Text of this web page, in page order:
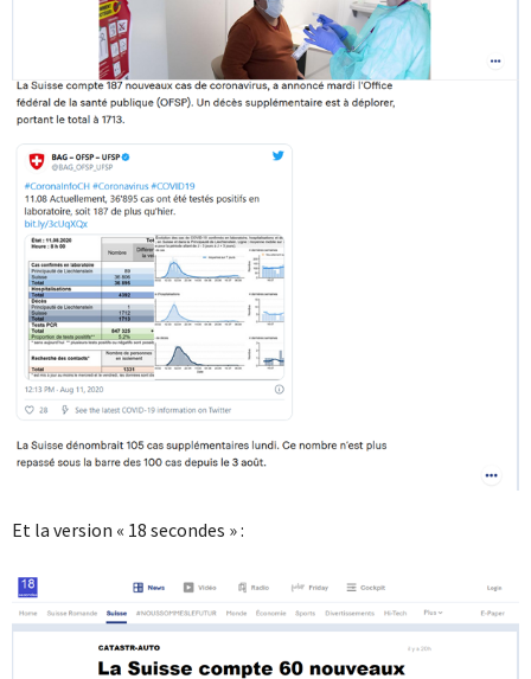
Et la version « 18 secondes » :